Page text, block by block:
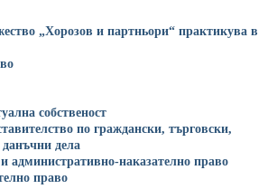
„Хорозов и партньори“ практикува в
собственост
по граждански, търговски,
дела
административно-наказателно право
право